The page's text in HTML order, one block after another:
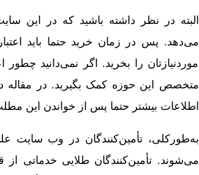
البته در نظر داشته باشید که در این
می‌دهد. پس در زمان خرید حتما باید
موردنیازتان را بخرید. اگر نمی‌دانید
متخصص این حوزه کمک بگیرید. در مقاله
اطلاعات بیشتر حتما پس از خواندن این
به‌طورکلی، تأمین‌کنندگان در وب سایت
می‌شوند. تأمین‌‌کنندگان طلایی خدماتی از